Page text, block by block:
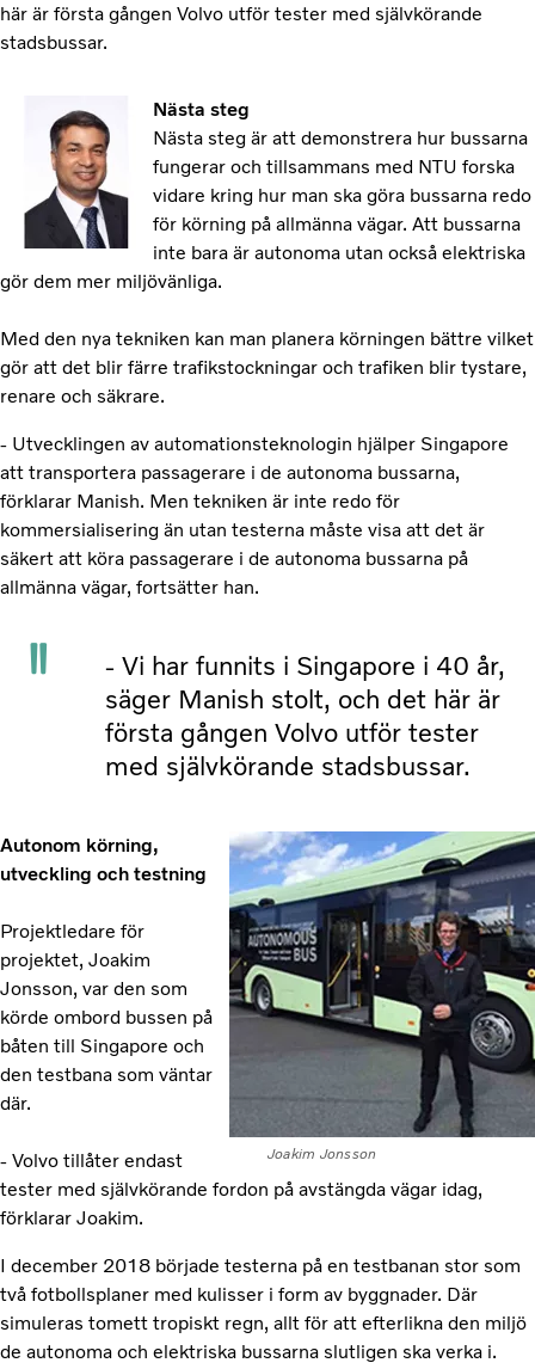
här är första gången Volvo utför tester med självkörande
stadsbussar.
Nästa steg
Nästa steg är att demonstrera hur bussarna
fungerar och tillsammans med NTU forska
vidare kring hur man ska göra bussarna redo
för körning på allmänna vägar. Att bussarna
inte bara är autonoma utan också elektriska
gör dem mer miljövänliga.
Med den nya tekniken kan man planera körningen bättre vilket
gör att det blir färre trafikstockningar och trafiken blir tystare,
renare och säkrare.
- Utvecklingen av automationsteknologin hjälper Singapore
att transportera passagerare i de autonoma bussarna,
förklarar Manish. Men tekniken är inte redo för
kommersialisering än utan testerna måste visa att det är
säkert att köra passagerare i de autonoma bussarna på
allmänna vägar, fortsätter han.
- Vi har funnits i Singapore i 40 år,
säger Manish stolt, och det här är
första gången Volvo utför tester
med självkörande stadsbussar.
Joakim Jonsson
Autonom körning,
utveckling och testning
Projektledare för
projektet, Joakim
Jonsson, var den som
körde ombord bussen på
båten till Singapore och
den testbana som väntar
där.
- Volvo tillåter endast
tester med självkörande fordon på avstängda vägar idag,
förklarar Joakim.
I december 2018 började testerna på en testbanan stor som
två fotbollsplaner med kulisser i form av byggnader. Där
simuleras tomett tropiskt regn, allt för att efterlikna den miljö
de autonoma och elektriska bussarna slutligen ska verka i.